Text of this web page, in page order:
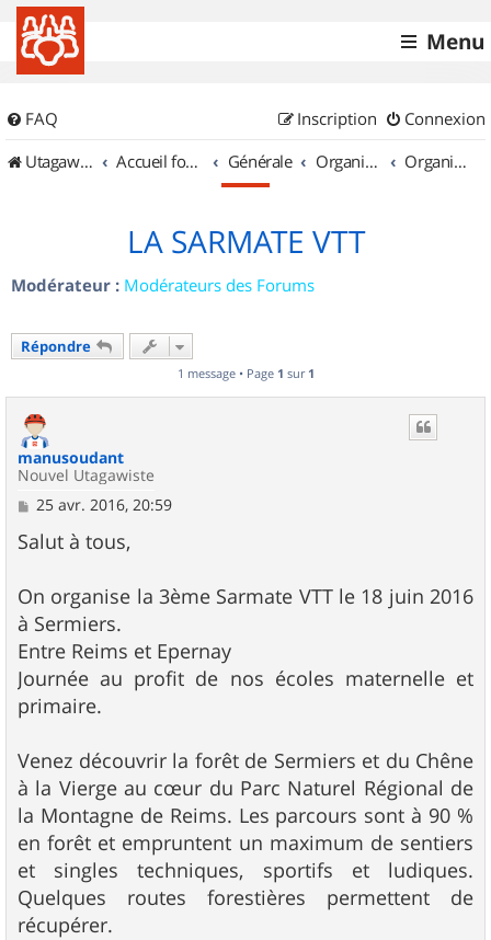
Menu
FAQ Connexion
Inscription
UtagawaVTT (Randos VTT et VTTAE avec traces GPS)
Accueil forum Générale Organisation de sorties & Recherche de partenaires Organisation de sorties en région Champagne Ardenne
LA SARMATE VTT
Modérateur : Modérateurs des Forums
Répondre
1 message • Page 1 sur 1
manusoudant
Nouvel Utagawiste
M
s
s
g
e
25 avr. 2016, 20:59
Salut à tous,
On organise la 3ème Sarmate VTT le 18 juin 2016
à Sermiers.
Entre Reims et Epernay
Journée au profit de nos écoles maternelle et
primaire.
Venez découvrir la forêt de Sermiers et du Chêne
à la Vierge au cœur du Parc Naturel Régional de
la Montagne de Reims. Les parcours sont à 90 %
en forêt et empruntent un maximum de sentiers
et singles techniques, sportifs et ludiques.
Quelques routes forestières permettent de
récupérer.